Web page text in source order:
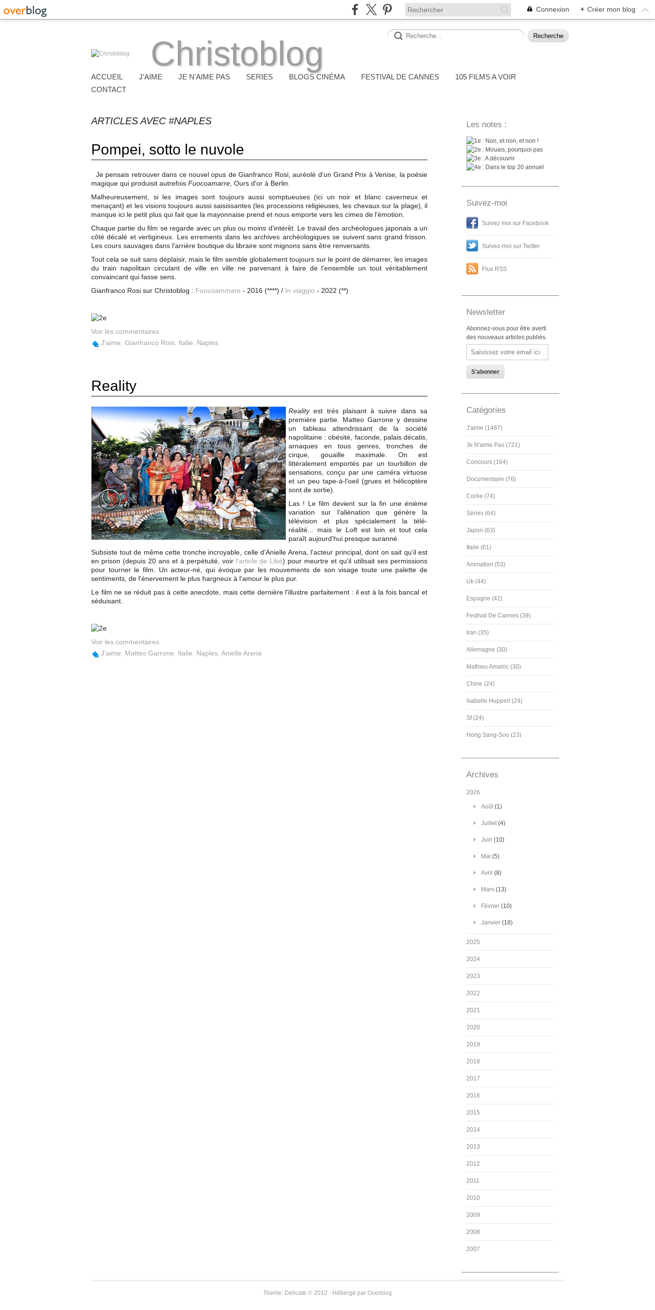
Connexion + Créer mon blog
Christoblog
ACCUEIL J'AIME JE N'AIME PAS SERIES BLOGS CINÉMA FESTIVAL DE CANNES
105 FILMS A VOIR
CONTACT
ARTICLES AVEC #NAPLES
Pompei, sotto le nuvole
Je pensais retrouver dans ce nouvel opus de Gianfranco Rosi, auréolé d'un Grand Prix à Venise, la poésie
magique qui produisit autrefois Fuocoamarre , Ours d'or à Berlin.
Malheureusement, si les images sont toujours aussi somptueuses (ici un noir et blanc caverneux et
menaçant) et les visions toujours aussi saisissantes (les processions religieuses, les chevaux sur la plage), il
manque ici le petit plus qui fait que la mayonnaise prend et nous emporte vers les cimes de l'émotion.
Chaque partie du film se regarde avec un plus ou moins d'intérêt. Le travail des archéologues japonais a un
côté décalé et vertigineux. Les errements dans les archives archéologiques se suivent sans grand frisson.
Les cours sauvages dans l'arrière boutique du libraire sont mignons sans être renversants.
Tout cela se suit sans déplaisir, mais le film semble globalement toujours sur le point de démarrer, les images
du train napolitain circulant de ville en ville ne parvenant à faire de l'ensemble un tout véritablement
convaincant qui fasse sens.
Gianfranco Rosi sur Christoblog : Fuocoammare - 2016 (****) / In viaggio - 2022 (**)
Voir les commentaires
J'aime Gianfranco Rosi Italie Naples
Reality
Realityest très plaisant à suivre dans sa
première partie. Matteo Garrone y dessine
un tableau attendrissant de la société
napolitaine : obésité, faconde, palais décatis,
arnaques en tous genres, tronches de
cirque, gouaille maximale. On est
littéralement emportés par un tourbillon de
sensations, conçu par une caméra virtuose
et un peu tape-à-l'oeil (grues et hélicoptère
sont de sortie).
Las ! Le film devient sur la fin une énième
variation sur l'aliénation que génère la
télévision et plus spécialement la télé-
réalité... mais le Loftest loin et tout cela
paraît aujourd'hui presque suranné.
Subsiste tout de même cette tronche incroyable, celle d'Anielle Arena, l'acteur principal, dont on sait qu'il est
en prison (depuis 20 ans et à perpétuité, voir l'article de Libé) pour meurtre et qu'il utilisait ses permissions
pour tourner le film. Un acteur-né, qui évoque par les mouvements de son visage toute une palette de
sentiments, de l'énervement le plus hargneux à l'amour le plus pur.
Le film ne se réduit pas à cette anecdote, mais cette dernière l'illustre parfaitement : il est à la fois bancal et
séduisant.
Voir les commentaires
J'aime
Matteo Garrone Italie Naples Anielle Arena
Les notes :
: Non, et non, et non !
: Mouais, pourquoi pas
: A découvrir
: Dans le top 20 annuel
Suivez-moi
Suivez moi sur Facebook
Suivez-moi sur Twitter
Flux RSS
Newsletter
Abonnez-vous pour être averti
des nouveaux articles publiés.
Email
Catégories
J'aime (1487)
Je N'aime Pas (721)
Concours (164)
Documentaire (76)
Corée (74)
Séries (64)
Japon (63)
Italie (61)
Animation (53)
Uk (44)
Espagne (42)
Festival De Cannes (39)
Iran (35)
Allemagne (30)
Mathieu Amalric (30)
Chine (24)
Isabelle Huppert (24)
Sf (24)
Hong Sang-Soo (23)
Archives
2026
Août(1)
Juillet(4)
Juin (10)
Mai (5)
Avril (8)
Mars (13)
Février (10)
Janvier (18)
2025
2024
2023
2022
2021
2020
2019
2018
2017
2016
2015
2014
2013
2012
2011
2010
2009
2008
2007
Theme: Delicate © 2012 - Hébergé par Overblog